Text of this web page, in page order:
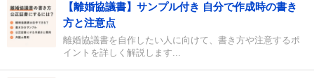
【離婚協議書】サンプル付き 自分で作成時の書き
方と注意点
離婚協議書を自作したい人に向けて、書き方や注意するポ
イントを詳しく解説します...